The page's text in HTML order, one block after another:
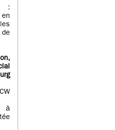
:
,
à